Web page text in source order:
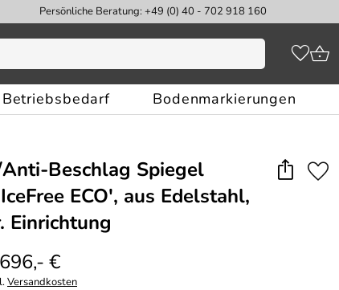
Persönliche Beratung: +49 (0) 40 - 702 918 160
Betriebsbedarf Bodenmarkierungen
Beschlag Spiegel
ECO′, aus Edelstahl,
Einrichtung
€
Versandkosten